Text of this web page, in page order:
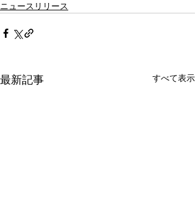
ニュースリリース
最新記事 すべて表示